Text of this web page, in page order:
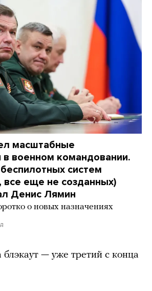
масштабные
в военном командовании.
систем
все еще не созданных)
Денис Лямин
о новых назначениях
блэкаут — уже третий с конца